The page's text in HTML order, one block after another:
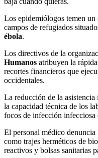
Los epidemiólogos temen un
campos de refugiados
ébola.
Los directivos de la
Humanos atribuyen la
recortes financieros que
occidentales.
La reducción de la
la capacidad técnica de los
focos de infección infecciosa
El personal médico denuncia
como trajes herméticos de
reactivos y bolsas sanitarias